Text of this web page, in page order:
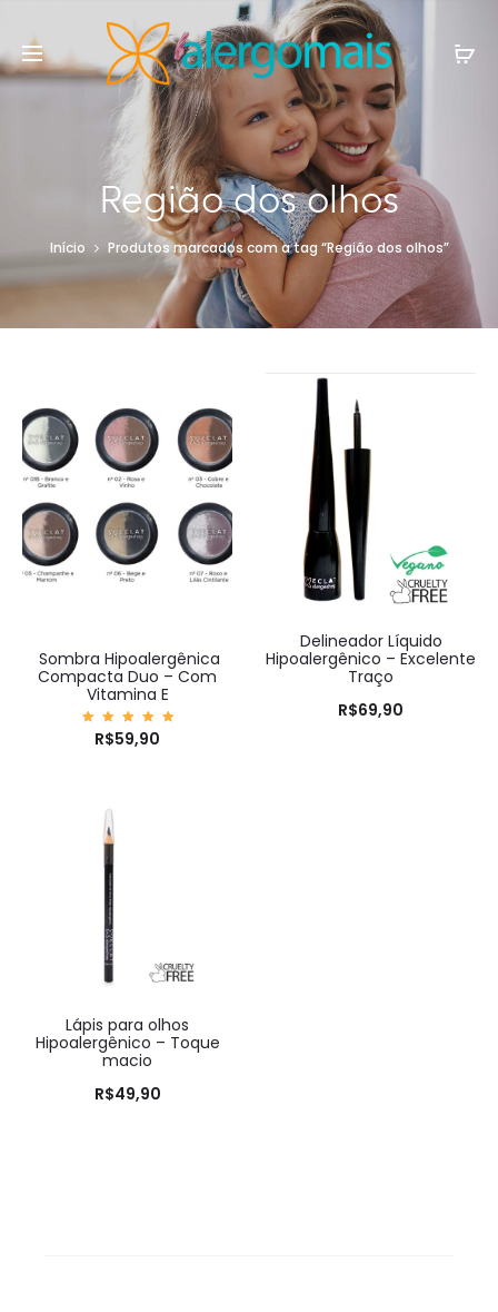
Região dos olhos
Início Produtos marcados com a tag “Região dos olhos”
Sombra Hipoalergênica
Compacta Duo – Com
Vitamina E
Avaliaç
ão
R$59,90
Delineador Líquido
Hipoalergênico – Excelente
Traço
R$69,90
Lápis para olhos
Hipoalergênico – Toque
macio
R$49,90